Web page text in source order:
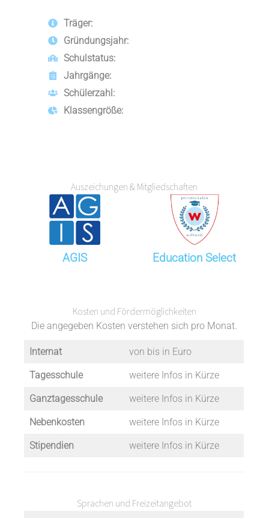
Träger:
Gründungsjahr:
Schulstatus:
Jahrgänge:
Schülerzahl:
Klassengröße:
Auszeichungen & Mitgliedschaften
AGIS Education Select
Kosten und Fördermöglichkeiten
Die angegeben Kosten verstehen sich pro Monat.
Internat von bis in Euro
Tagesschule weitere Infos in Kürze
Ganztagesschule weitere Infos in Kürze
Nebenkosten weitere Infos in Kürze
Stipendien weitere Infos in Kürze
Sprachen und Freizeitangebot